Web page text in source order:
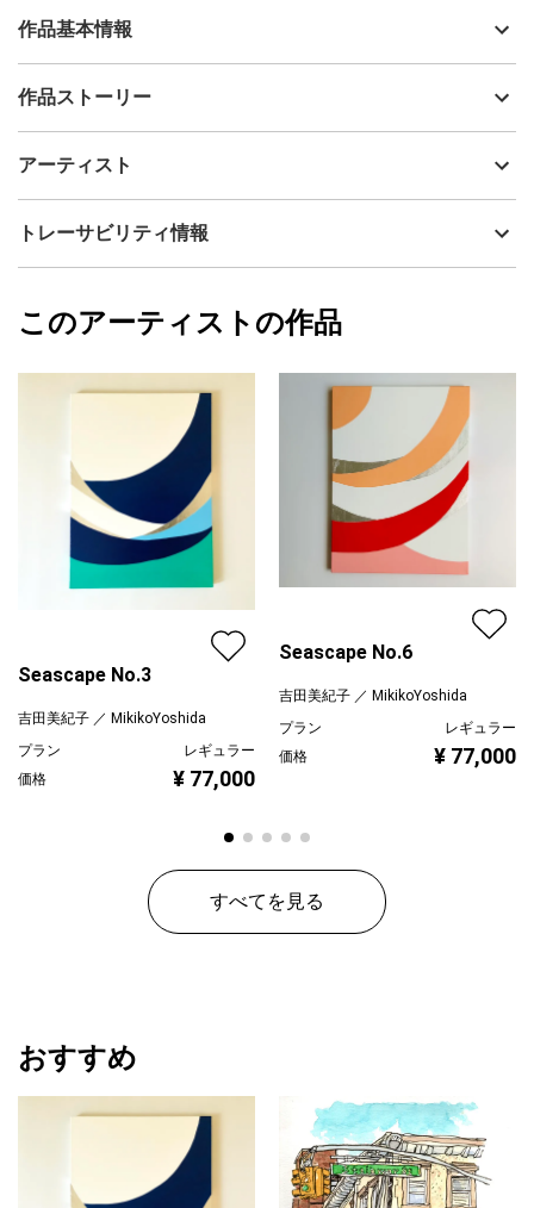
作品基本情報
出品者
制作年
アクリル
カラー
ホワイト
抽象画
二週間以内
作品ストーリー
あり、目には見えない奥行きや気配が広がっています。
中に差し込む光と余白を表しています。アルミ箔の繊細な輝き
は、見る位置や周囲の光によって表情を変え、水面に揺れる月明
かりや、遠く瞬く星のような印象を生み出します。
色の断片が浮遊するように重なる構成には、一定ではない海のリ
ズム、消えては現れる光の余韻、そして時間の境界がほどけてい
くような感覚を込めました。
白を基調とした画面の中で、深い青と黒、銀の光が静かに響き合
い、明るい空間にも凛とした奥行きをもたらします。主張しすぎ
ることなく、見るたびに異なる光や表情を感じられる作品です。
「夜の海／光の向こうの時間」は、青、黒、白、銀の色彩と光の
層を通して、夜の海から宇宙へと意識が静かに開かれていく感覚
を表現したシリーズです。
アーティスト
吉田美紀子 ／ MikikoYoshida
フォローする
トレーサビリティ情報
吉田美紀子 ／ MikikoYoshida
このアーティストの作品
Seascape No.3
吉田美紀子 ／ MikikoYoshida
プラン
レギュラー
価格
¥ 77,000
Seascape No.6
吉田美紀子 ／ MikikoYoshida
プラン
レギュラー
価格
¥ 77,000
すべてを見る
おすすめ